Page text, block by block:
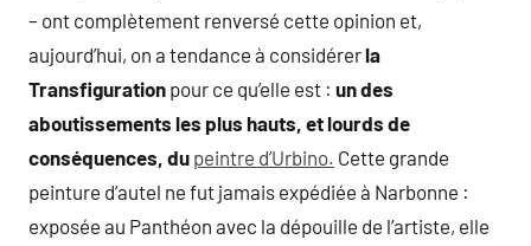
– ont complètement renversé cette opinion et,
aujourd’hui, on a tendance à considérerla
Transfiguration pour ce qu’elle est : un des
aboutissements les plus hauts, et lourds de
conséquences, du peintre d’Urbino. Cette grande
peinture d’autel ne fut jamais expédiée à Narbonne :
exposée au Panthéon avec la dépouille de l’artiste, elle